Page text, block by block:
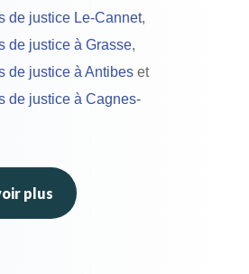
de justice Le-Cannet,
de justice à Grasse,
de justice à Antibeset
de justice à Cagnes-
plus